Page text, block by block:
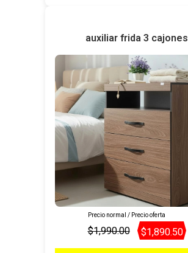
auxiliar frida 3 cajones
Precio normal / Precio oferta
$1,990.00 $1,890.50